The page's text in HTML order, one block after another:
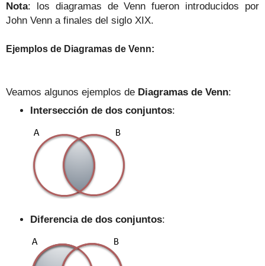
Nota: los diagramas de Venn fueron introducidos por
John Venn a finales del siglo XIX.
Ejemplos de Diagramas de Venn:
Veamos algunos ejemplos de Diagramas de Venn:
Intersección de dos conjuntos:
Diferencia de dos conjuntos: